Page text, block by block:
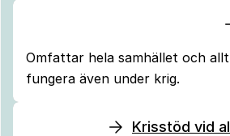
Omfattar hela samhället och
fungera även under krig.
Krisstöd vid